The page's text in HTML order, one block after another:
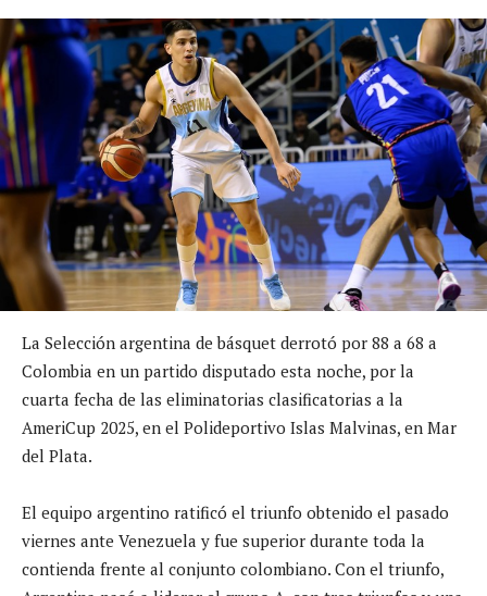
La Selección argentina de básquet derrotó por 88 a 68 a
Colombia en un partido disputado esta noche, por la
cuarta fecha de las eliminatorias clasificatorias a la
AmeriCup 2025, en el Polideportivo Islas Malvinas, en Mar
del Plata.
El equipo argentino ratificó el triunfo obtenido el pasado
viernes ante Venezuela y fue superior durante toda la
contienda frente al conjunto colombiano. Con el triunfo,